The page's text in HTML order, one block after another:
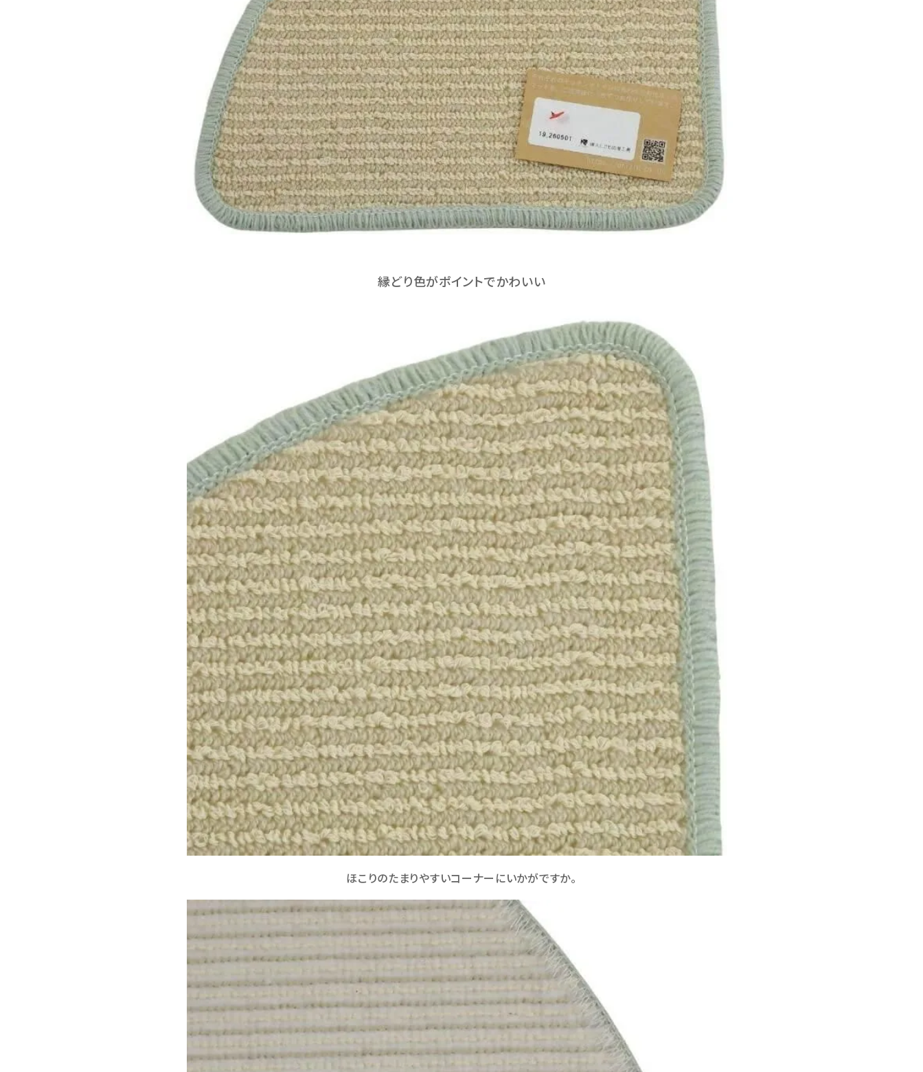
縁どり色がポイントでかわいい
ほこりのたまりやすいコーナーにいかがですか。